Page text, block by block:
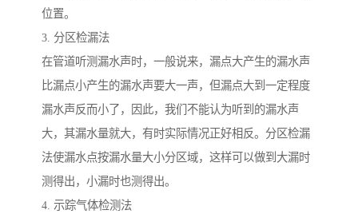
位置。
3. 分区检漏法
在管道听测漏水声时，一般说来，漏点大产生的漏水声
比漏点小产生的漏水声要大一声，但漏点大到一定程度
漏水声反而小了，因此，我们不能认为听到的漏水声
大，其漏水量就大，有时实际情况正好相反。分区检漏
法使漏水点按漏水量大小分区域，这样可以做到大漏时
测得出，小漏时也测得出。
4. 示踪气体检测法